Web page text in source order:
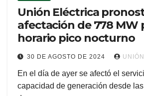
Unión Eléctrica
afectación de 778 MW
horario pico nocturno
30 DE AGOSTO DE 2024
En el día de ayer se afectó el
capacidad de generación desde